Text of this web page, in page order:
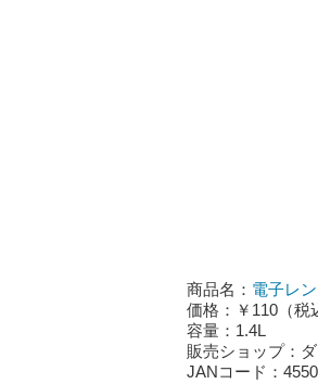
商品名： 電子レ
価格：￥110（税
容量：1.4L
販売ショップ：
JANコード：